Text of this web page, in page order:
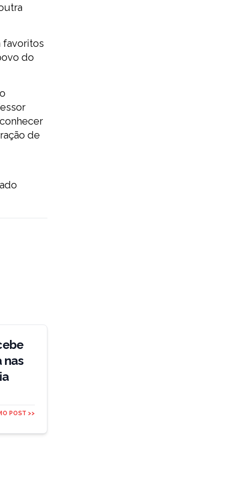
favoritos
do
de
nas
POST >>